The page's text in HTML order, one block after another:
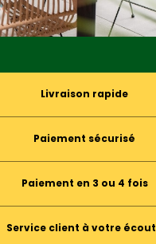
Livraison rapide
Paiement sécurisé
Paiement en 3 ou 4 fois
Service client à votre